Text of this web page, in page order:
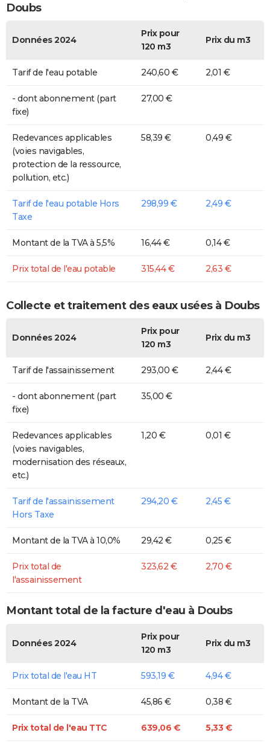
Doubs
Données 2024
Prix pour
120 m3
Prix du m3
Tarif de l'eau potable 240,60 € 2,01 €
- dont abonnement (part
fixe)
27,00 €
Redevances applicables
(voies navigables,
protection de la ressource,
pollution, etc.)
58,39 € 0,49 €
Tarif de l'eau potable Hors
Taxe
298,99 € 2,49 €
Montant de la TVA à 5,5% 16,44 € 0,14 €
Prix total de l'eau potable 315,44 € 2,63 €
Collecte et traitement des eaux usées à Doubs
Données 2024
Prix pour
120 m3
Prix du m3
Tarif de l'assainissement 293,00 € 2,44 €
- dont abonnement (part
fixe)
35,00 €
Redevances applicables
(voies navigables,
modernisation des réseaux,
etc.)
1,20 € 0,01 €
Tarif de l'assainissement
Hors Taxe
294,20 € 2,45 €
Montant de la TVA à 10,0% 29,42 € 0,25 €
Prix total de
l'assainissement
323,62 € 2,70 €
Montant total de la facture d'eau à Doubs
Données 2024
Prix pour
120 m3
Prix du m3
Prix total de l'eau HT 593,19 € 4,94 €
Montant de la TVA 45,86 € 0,38 €
Prix total de l'eau TTC 639,06 € 5,33 €